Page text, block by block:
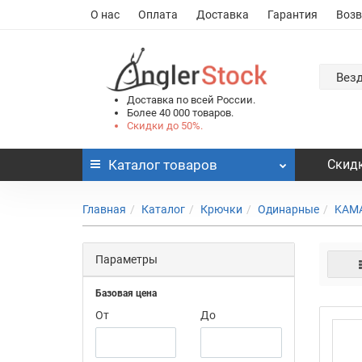
О нас Оплата Доставка Гарантия
Доставка по всей России.
Более 40 000 товаров.
Скидки до 50%.
Каталог товаров
Главная Каталог Крючки Одинарные
Параметры
Базовая цена
От До